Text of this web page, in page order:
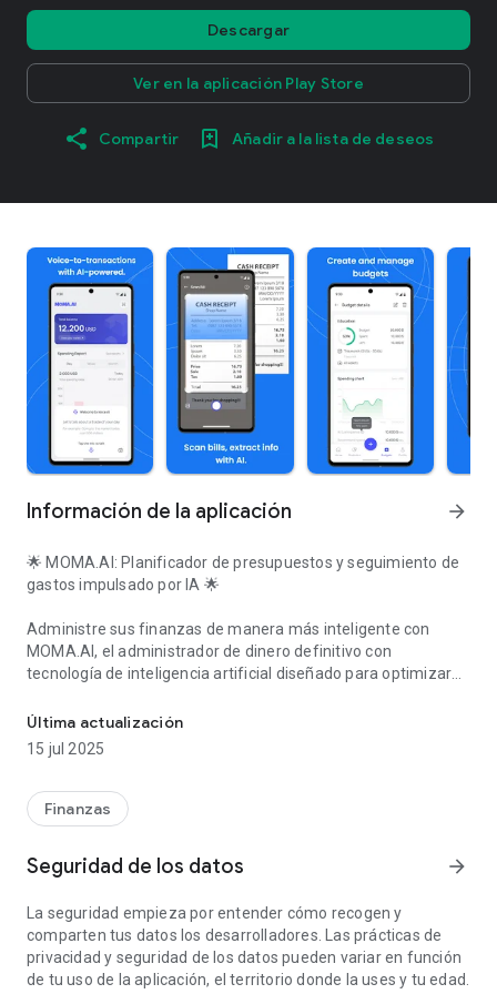
Descargar
Ver en la aplicación Play Store
Compartir Añadir a la lista de deseos
Información de la aplicación arrow_forward
🌟 MOMA.AI: Planificador de presupuestos y seguimiento de
gastos impulsado por IA 🌟
Administre sus finanzas de manera más inteligente con
MOMA.AI, el administrador de dinero definitivo con
tecnología de inteligencia artificial diseñado para optimizar
de gastos. Dígale adiós a las entradas manuales y dé la
bienvenida a la comodidad con nuestra avanzada tecnología
de reconocimiento de voz y texto que captura y organiza sin
¿Por qué elegir MOMA.AI?
★ Transacciones de voz y texto: simplemente hable o escriba
se encargue del resto. Es rápido, preciso y sin complicaciones.
★ Escaneo de facturas con IA: escanee rápidamente
facturas y recibos, y nuestra IA extraerá y clasificará los
detalles de la transacción automáticamente.
Última actualización
15 jul 2025
Finanzas
Seguridad de los datos arrow_forward
La seguridad empieza por entender cómo recogen y
comparten tus datos los desarrolladores. Las prácticas de
privacidad y seguridad de los datos pueden variar en función
de tu uso de la aplicación, el territorio donde la uses y tu edad.